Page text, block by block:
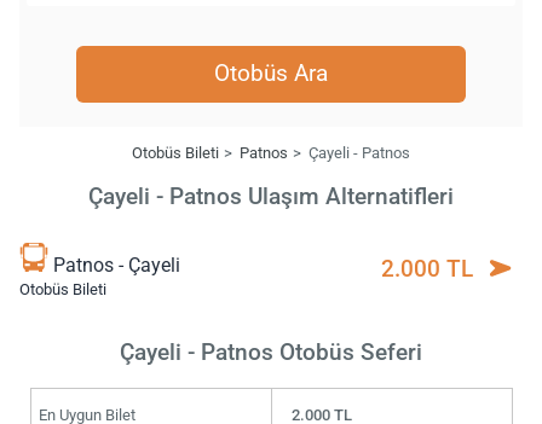
Otobüs Ara
Otobüs Bileti Patnos Çayeli - Patnos
Çayeli - Patnos Ulaşım Alternatifleri
Patnos - Çayeli
Otobüs Bileti
2.000 TL
Çayeli - Patnos Otobüs Seferi
En Uygun Bilet 2.000 TL